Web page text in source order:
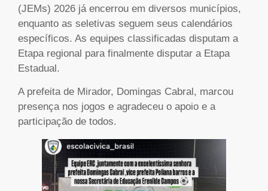
(JEMs) 2026 já encerrou em diversos municípios,
enquanto as seletivas seguem seus calendários
específicos. As equipes classificadas disputam a
Etapa regional para finalmente disputar a Etapa
Estadual.
A prefeita de Mirador, Domingas Cabral, marcou
presença nos jogos e agradeceu o apoio e a
participação de todos.